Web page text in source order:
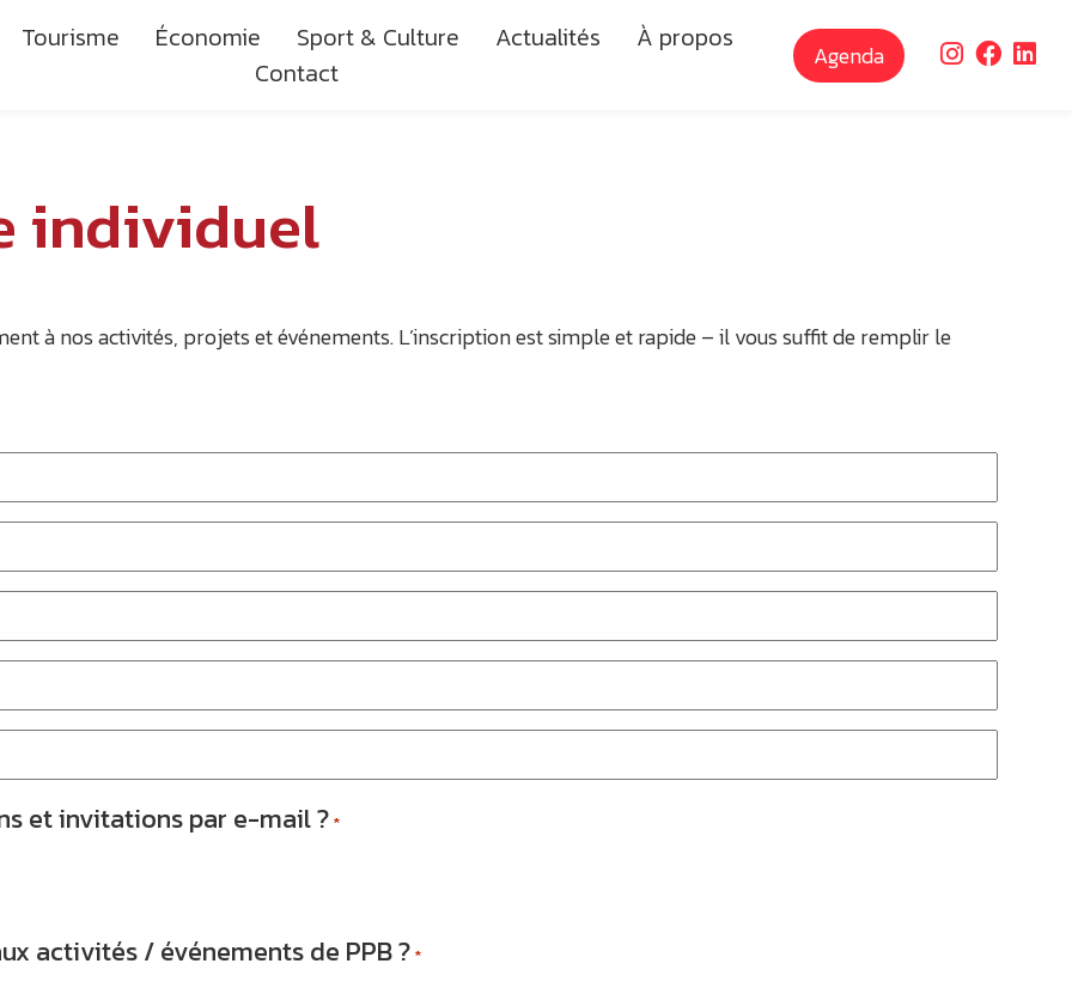
Tourisme Économie Sport & Culture Actualités
À propos
Contact
Agenda
individuel
à nos activités, projets et événements. L’inscription est simple et rapide – il vous suffit de remplir le
et invitations par e-mail ? *
activités / événements de PPB ? *